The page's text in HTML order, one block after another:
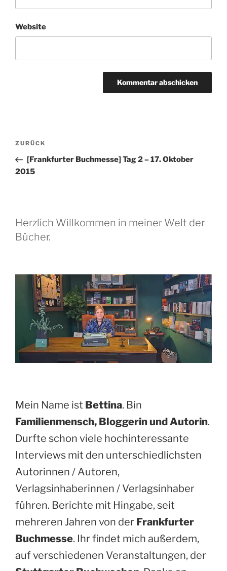
Website
Beitragsnavigation
Vorheriger
Beitrag
ZURÜCK
[Frankfurter Buchmesse] Tag 2 – 17. Oktober
2015
Herzlich Willkommen in meiner Welt der
Bücher.
Mein Name ist Bettina. Bin
Familienmensch, Bloggerin und Autorin.
Durfte schon viele hochinteressante
Interviews mit den unterschiedlichsten
Autorinnen / Autoren,
Verlagsinhaberinnen / Verlagsinhaber
führen. Berichte mit Hingabe, seit
mehreren Jahren von der Frankfurter
Buchmesse. Ihr findet mich außerdem,
auf verschiedenen Veranstaltungen, der